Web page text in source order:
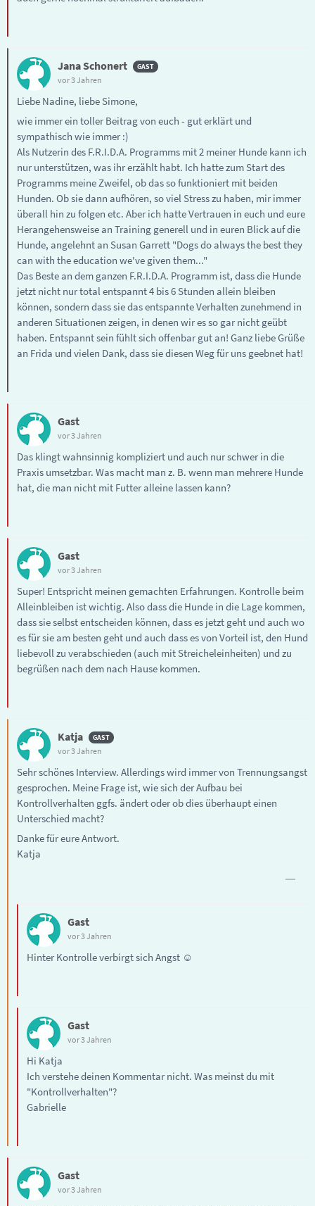
Jana Schonert
vor 3 Jahren
Liebe Nadine, liebe Simone,
wie immer ein toller Beitrag von euch - gut erklärt und
sympathisch wie immer :)
Als Nutzerin des F.R.I.D.A. Programms mit 2 meiner Hunde kann ich
nur unterstützen, was ihr erzählt habt. Ich hatte zum Start des
Programms meine Zweifel, ob das so funktioniert mit beiden
Hunden. Ob sie dann aufhören, so viel Stress zu haben, mir immer
überall hin zu folgen etc. Aber ich hatte Vertrauen in euch und eure
Herangehensweise an Training generell und in euren Blick auf die
Hunde, angelehnt an Susan Garrett "Dogs do always the best they
can with the education we've given them..."
Das Beste an dem ganzen F.R.I.D.A. Programm ist, dass die Hunde
jetzt nicht nur total entspannt 4 bis 6 Stunden allein bleiben
können, sondern dass sie das entspannte Verhalten zunehmend in
anderen Situationen zeigen, in denen wir es so gar nicht geübt
haben. Entspannt sein fühlt sich offenbar gut an! Ganz liebe Grüße
an Frida und vielen Dank, dass sie diesen Weg für uns geebnet hat!
Gast
vor 3 Jahren
Das klingt wahnsinnig kompliziert und auch nur schwer in die
Praxis umsetzbar. Was macht man z. B. wenn man mehrere Hunde
hat, die man nicht mit Futter alleine lassen kann?
Gast
vor 3 Jahren
Super! Entspricht meinen gemachten Erfahrungen. Kontrolle beim
Alleinbleiben ist wichtig. Also dass die Hunde in die Lage kommen,
dass sie selbst entscheiden können, dass es jetzt geht und auch wo
es für sie am besten geht und auch dass es von Vorteil ist, den Hund
liebevoll zu verabschieden (auch mit Streicheleinheiten) und zu
begrüßen nach dem nach Hause kommen.
Katja
vor 3 Jahren
Sehr schönes Interview. Allerdings wird immer von Trennungsangst
gesprochen. Meine Frage ist, wie sich der Aufbau bei
Kontrollverhalten ggfs. ändert oder ob dies überhaupt einen
Unterschied macht?
Danke für eure Antwort.
Katja
Gast
vor 3 Jahren
Hinter Kontrolle verbirgt sich Angst ☺️
Gast
vor 3 Jahren
Hi Katja
Ich verstehe deinen Kommentar nicht. Was meinst du mit
"Kontrollverhalten"?
Gabrielle
Gast
vor 3 Jahren